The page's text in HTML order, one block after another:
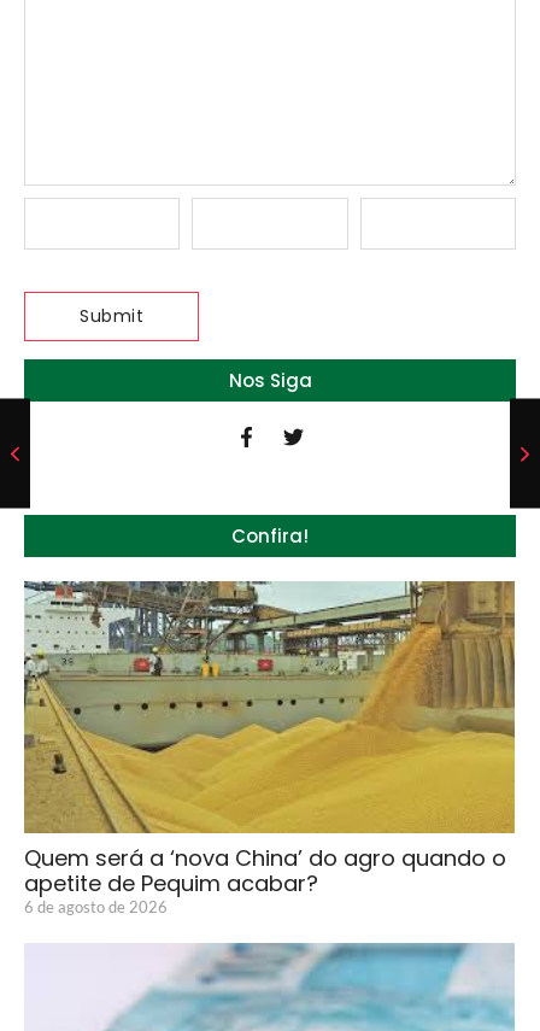
Nos Siga
Confira!
Quem será a ‘nova China’ do agro quando o
apetite de Pequim acabar?
6 de agosto de 2026